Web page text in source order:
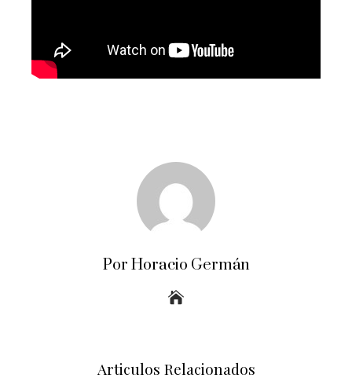
Por Horacio Germán
Articulos Relacionados